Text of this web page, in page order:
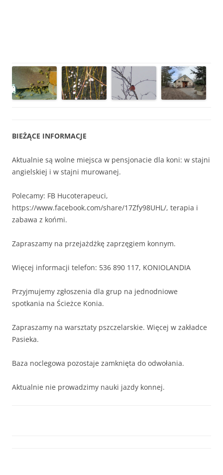
BIEŻĄCE INFORMACJE
Aktualnie są wolne miejsca w pensjonacie dla koni: w stajni
angielskiej i w stajni murowanej.
Polecamy: FB Hucoterapeuci,
https://www.facebook.com/share/17Zfy98UHL/, terapia i
zabawa z końmi.
Zapraszamy na przejażdżkę zaprzęgiem konnym.
Więcej informacji telefon: 536 890 117, KONIOLANDIA
Przyjmujemy zgłoszenia dla grup na jednodniowe
spotkania na Ścieżce Konia.
Zapraszamy na warsztaty pszczelarskie. Więcej w zakładce
Pasieka.
Baza noclegowa pozostaje zamknięta do odwołania.
Aktualnie nie prowadzimy nauki jazdy konnej.